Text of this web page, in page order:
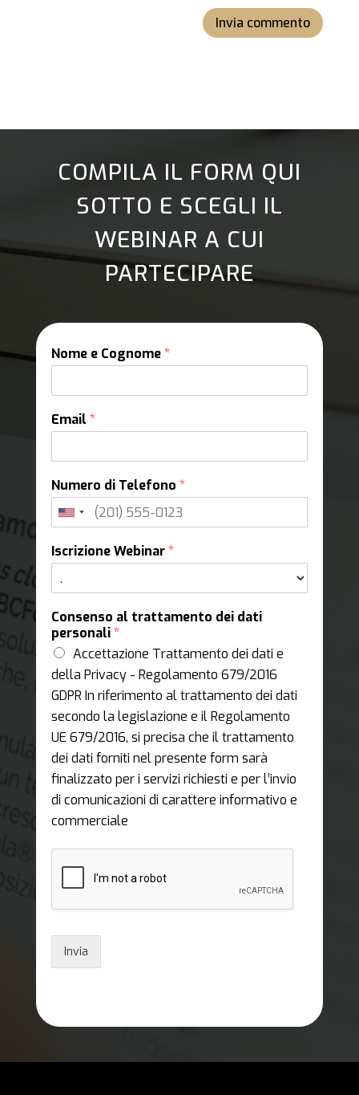
Invia commento
COMPILA IL FORM QUI
SOTTO E SCEGLI IL
WEBINAR A CUI
PARTECIPARE
Nome e Cognome*
Email *
Numero di Telefono *
Iscrizione Webinar*
Consenso al trattamento dei dati
personali*
Accettazione Trattamento dei dati e
della Privacy - Regolamento 679/2016
GDPR In riferimento al trattamento dei dati
secondo la legislazione e il Regolamento
UE 679/2016, si precisa che il trattamento
dei dati forniti nel presente form sarà
finalizzato per i servizi richiesti e per l’invio
di comunicazioni di carattere informativo e
commerciale
Invia